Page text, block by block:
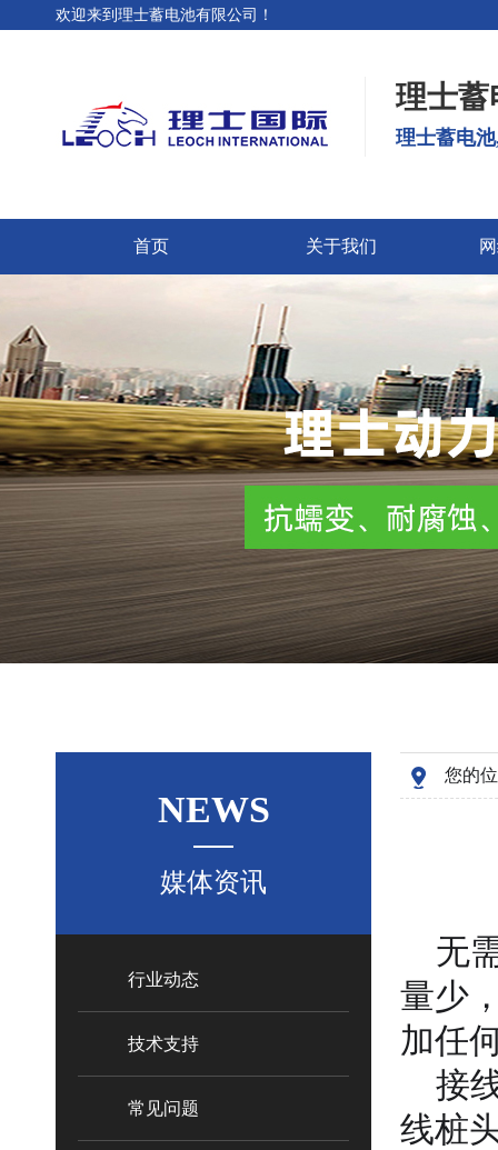
欢迎来到理士蓄电池有限公司！
理士蓄
理士蓄电
首页 关于我们
NEWS
媒体资讯
行业动态
技术支持
常见问题
您的
无
量少
加任
接
线桩